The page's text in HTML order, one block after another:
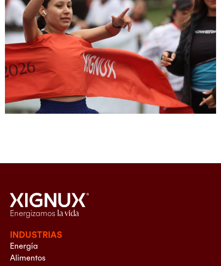
Energizamos la vida
INDUSTRIAS
Energía
Alimentos